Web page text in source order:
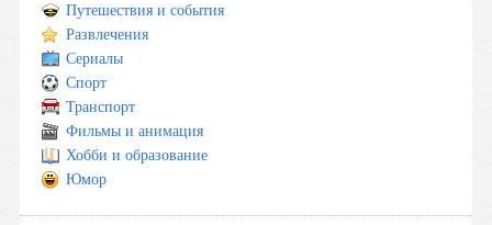
Путешествия и события
Развлечения
Сериалы
Спорт
Транспорт
Фильмы и анимация
Хобби и образование
Юмор